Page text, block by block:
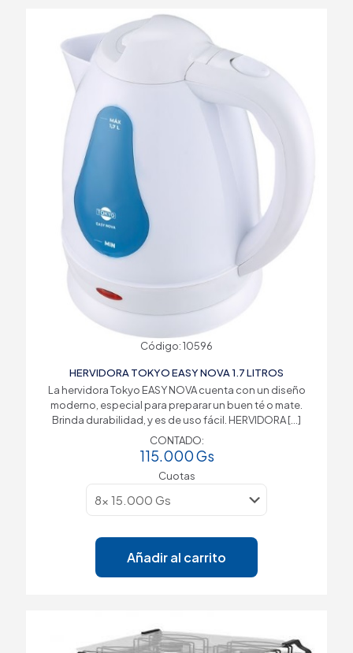
Código: 10596
HERVIDORA TOKYO EASY NOVA 1.7 LITROS
La hervidora Tokyo EASY NOVA cuenta con un diseño
moderno, especial para preparar un buen té o mate.
Brinda durabilidad, y es de uso fácil. HERVIDORA[…]
CONTADO:
115.000Gs
Cuotas
Añadir al carrito